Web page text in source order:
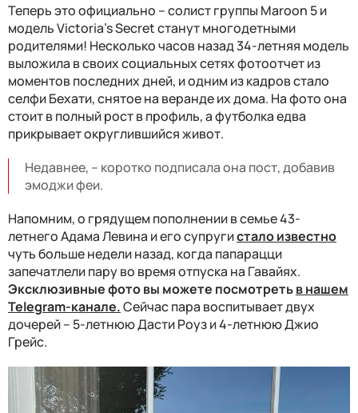
Теперь это официально – солист группы Maroon 5 и
модель Victoria's Secret станут многодетными
родителями! Несколько часов назад 34-летняя модель
выложила в своих социальных сетях фотоотчет из
моментов последних дней, и одним из кадров стало
селфи Бехати, снятое на веранде их дома. На фото она
стоит в полный рост в профиль, а футболка едва
прикрывает округлившийся живот.
Недавнее, – коротко подписала она пост, добавив
эмоджи феи.
Напомним, о грядущем пополнении в семье 43-
летнего Адама Левина и его супругистало известно
чуть больше недели назад, когда папарацци
запечатлели пару во время отпуска на Гавайях.
Эксклюзивные фото вы можете посмотретьв нашем
Telegram-канале.Сейчас пара воспитывает двух
дочерей – 5-летнюю Дасти Роуз и 4-летнюю Джио
Грейс.